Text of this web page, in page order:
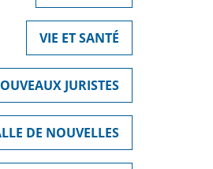
VIE ET SANTÉ
JURISTES
DE NOUVELLES